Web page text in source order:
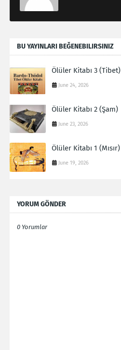
BU YAYINLARI BEĞENEBILIRSINIZ
Ölüler Kitabı 3 (Tibet)
June 24, 2026
Ölüler Kitabı 2 (Şam)
June 23, 2026
Ölüler Kitabı 1 (Mısır)
June 19, 2026
YORUM GÖNDER
0 Yorumlar